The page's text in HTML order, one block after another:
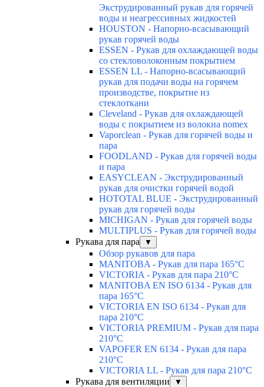
Экструдированный рукав для горячей
воды и неагрессивных жидкостей
HOUSTON - Напорно-всасывающий
рукав горячей воды
ESSEN - Рукав для охлаждающей воды
со стекловолоконным покрытием
ESSEN LL - Напорно-всасывающий
рукав для подачи воды на горячем
производстве, покрытие из
стеклоткани
Cleveland - Рукав для охлаждающей
воды с покрытием из волокна nomex
Vaporclean - Рукав для горячей воды и
пара
FOODLAND - Рукав для горячей воды
и пара
EASYCLEAN - Экструдированный
рукав для очистки горячей водой
HOTOTAL BLUE - Экструдированный
рукав для горячей воды
MICHIGAN - Рукав для горячей воды
MULTIPLUS - Рукав для горячей воды
Рукава для пара
▼
Обзор рукавов для пара
MANITOBA - Рукав для пара 165°C
VICTORIA - Рукав для пара 210°C
MANITOBA EN ISO 6134 - Рукав для
пара 165°C
VICTORIA EN ISO 6134 - Рукав для
пара 210°C
VICTORIA PREMIUM - Рукав для пара
210°C
VAPOFER EN 6134 - Рукав для пара
210°C
VICTORIA LL - Рукав для пара 210°C
Рукава для вентиляции
▼